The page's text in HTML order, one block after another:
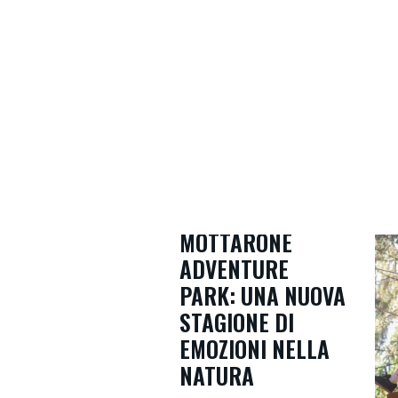
MOTTARONE
ADVENTURE
PARK: UNA NUOVA
STAGIONE DI
EMOZIONI NELLA
NATURA